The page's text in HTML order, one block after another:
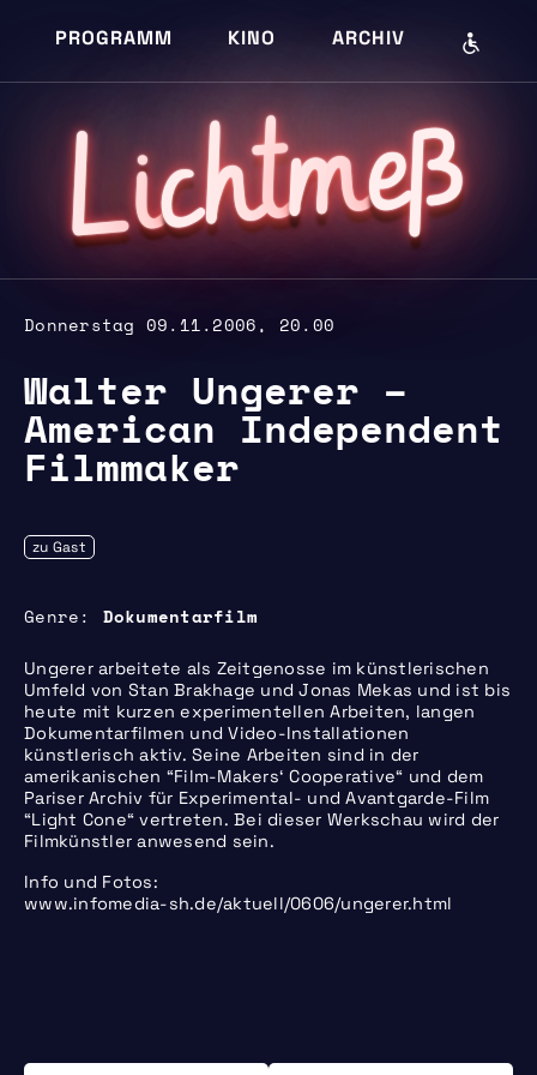
PROGRAMM KINO ARCHIV
Lichtmeß
Donnerstag 09.11.2006, 20.00
Walter Ungerer –
American Independent
Filmmaker
zu Gast
Genre Dokumentarfilm
Ungerer arbeitete als Zeitgenosse im künstlerischen
Umfeld von Stan Brakhage und Jonas Mekas und ist bis
heute mit kurzen experimentellen Arbeiten, langen
Dokumentarfilmen und Video-Installationen
künstlerisch aktiv. Seine Arbeiten sind in der
amerikanischen “Film-Makers‘ Cooperative“ und dem
Pariser Archiv für Experimental- und Avantgarde-Film
“Light Cone“ vertreten. Bei dieser Werkschau wird der
Filmkünstler anwesend sein.
Info und Fotos:
www.infomedia-sh.de/aktuell/0606/ungerer.html